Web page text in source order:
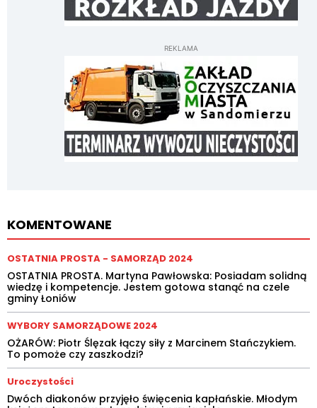
REKLAMA
KOMENTOWANE
OSTATNIA PROSTA - SAMORZĄD 2024
OSTATNIA PROSTA. Martyna Pawłowska: Posiadam solidną
wiedzę i kompetencje. Jestem gotowa stanąć na czele
gminy Łoniów
WYBORY SAMORZĄDOWE 2024
OŻARÓW: Piotr Ślęzak łączy siły z Marcinem Stańczykiem.
To pomoże czy zaszkodzi?
Uroczystości
Dwóch diakonów przyjęło święcenia kapłańskie. Młodym